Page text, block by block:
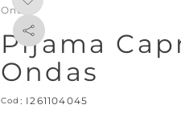
Ondas
Pijama
Ondas
: I261104045